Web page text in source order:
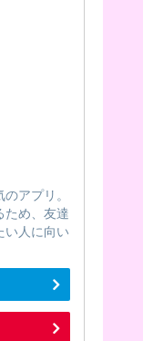
アプリ。
ため、友達
い人に向い